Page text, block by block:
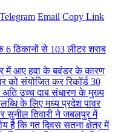
Telegram Email Copy Link
6 ठिकानों से 103 लीटर शराब
में आए हवा के बवंडर के कारण
को संयोजित कर रिकॉर्ड 30
अति उच्च दाब संधारण के मुख्य
के लिए मध्य प्रदेश पावर
सुनील तिवारी ने जबलपुर में
है कि गत दिवस सतना क्षेत्र में